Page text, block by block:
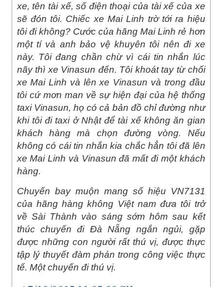
xe, tên tài xế, số điện thoại của tài xế của xe
sẽ đón tôi. Chiếc xe Mai Linh trờ tới ra hiệu
tôi đi không? Cước của hãng Mai Linh rẻ hơn
một tí và anh bảo vệ khuyên tôi nên đi xe
này. Tôi đang chần chừ vì cái tin nhắn lúc
nãy thì xe Vinasun đến. Tôi khoát tay từ chối
xe Mai Linh và lên xe Vinasun và trong đầu
tôi cứ mơn man về sự hiện đại của hệ thống
taxi Vinasun, họ có cả bản đồ chỉ đường như
khi tôi đi taxi ở Nhật để tài xế không ăn gian
khách hàng mà chọn đường vòng. Nếu
không có cái tin nhắn kia chắc hẳn tôi đã lên
xe Mai Linh và Vinasun đã mất đi một khách
hàng.
Chuyến bay muộn mang số hiệu VN7131
của hãng hàng không Việt nam đưa tôi trở
về Sài Thành vào sáng sớm hôm sau kết
thúc chuyến đi Đà Nẵng ngắn ngủi, gặp
được những con người rất thú vị, được thực
tập lý thuyết đàm phán trong công việc thực
tế. Một chuyến đi thú vị.